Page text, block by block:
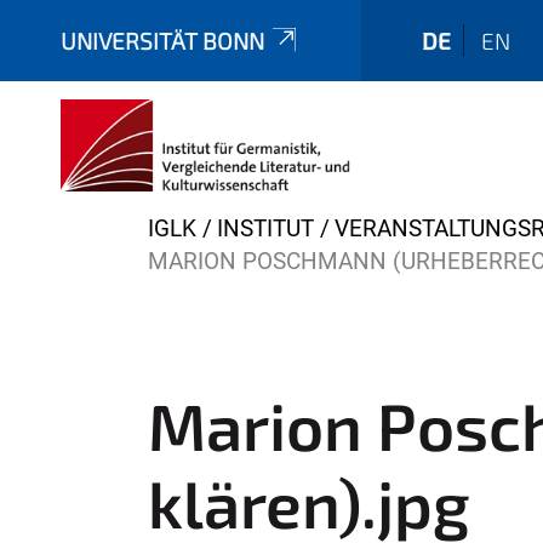
UNIVERSITÄT BONN DE EN
Y
o
h
e
r
e
IGLK INSTITUT
MARION POSCHMANN
Marion
klären).jpg